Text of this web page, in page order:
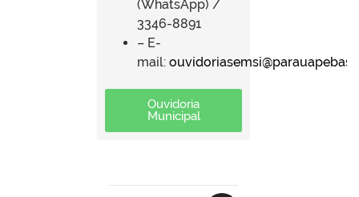
(WhatsApp) /
3346-8891
– E-
mail:
Ouvidoria
Municipal